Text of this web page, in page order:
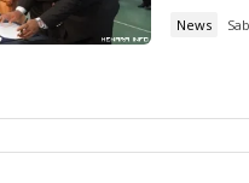
News